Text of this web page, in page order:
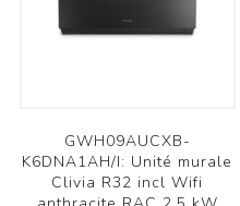
GWH09AUCXB-
K6DNA1AH/I: Unité murale
Clivia R32 incl Wifi